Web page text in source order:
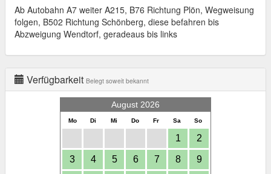
Ab Autobahn A7 weiter A215, B76 Richtung Plön, Wegweisung
folgen, B502 Richtung Schönberg, diese befahren bis
Abzweigung Wendtorf, geradeaus bis links
Verfügbarkeit Belegt soweit bekannt
August 2026
Mo Di Mi Do Fr Sa So
1 2
3 4 5 6 7 8 9